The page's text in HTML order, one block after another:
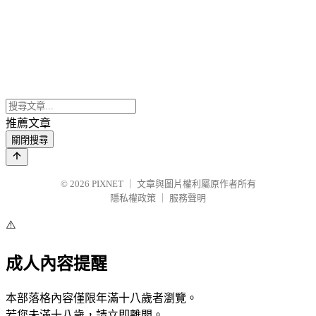
推薦文章
關閉搜尋
© 2026 PIXNET
文章與圖片權利屬原作者所有
隱私權政策
服務聲明
⚠️
成人內容提醒
本部落格內容僅限年滿十八歲者瀏覽。